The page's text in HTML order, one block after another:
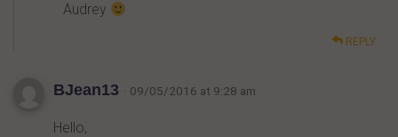
Audrey
REPLY
BJean13 · 09/05/2016 at 9:28 am
Hello,